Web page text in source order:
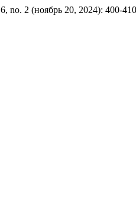
6, no. 2 (ноябрь 20, 2024): 400-